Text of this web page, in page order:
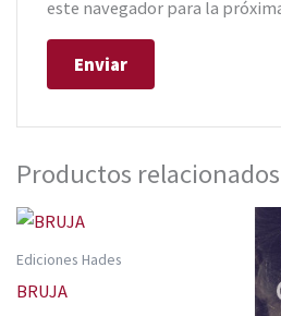
este navegador para la
Productos relacionados
Ediciones Hades
BRUJA